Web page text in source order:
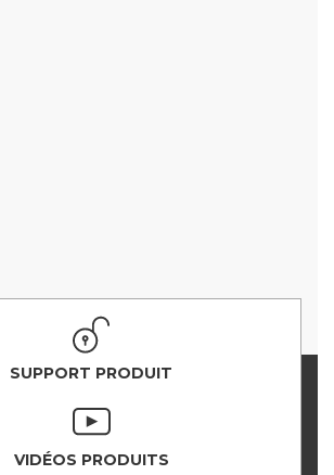
SUPPORT PRODUIT
VIDÉOS PRODUITS